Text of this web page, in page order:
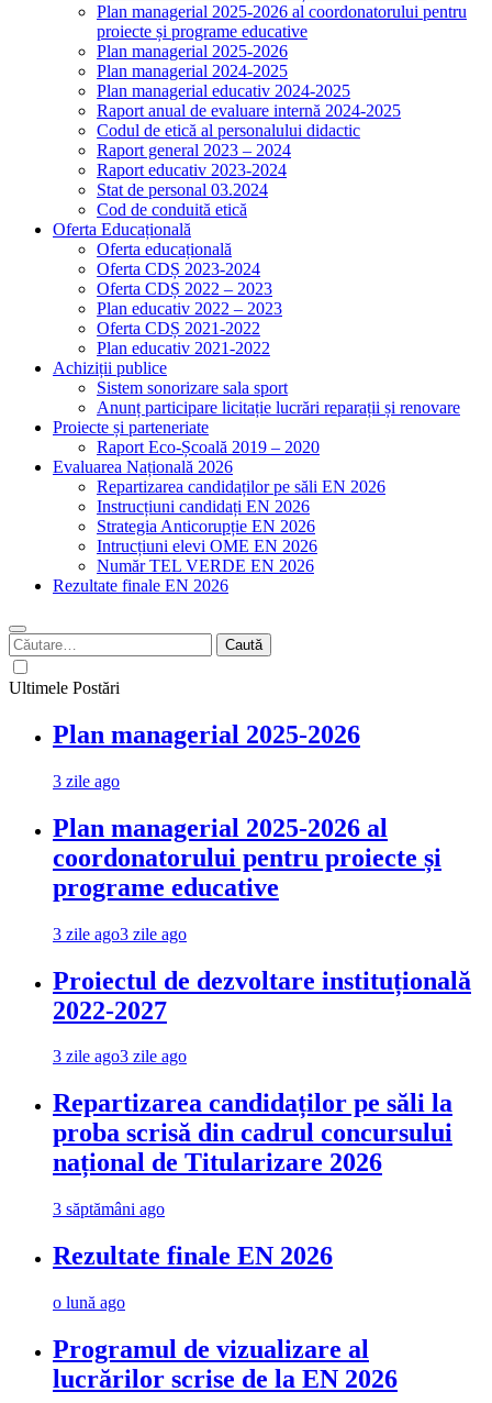
Plan managerial 2025-2026 al coordonatorului pentru
proiecte și programe educative
Plan managerial 2025-2026
Plan managerial 2024-2025
Plan managerial educativ 2024-2025
Raport anual de evaluare internă 2024-2025
Codul de etică al personalului didactic
Raport general 2023 – 2024
Raport educativ 2023-2024
Stat de personal 03.2024
Cod de conduită etică
Oferta Educațională
Oferta educațională
Oferta CDȘ 2023-2024
Oferta CDȘ 2022 – 2023
Plan educativ 2022 – 2023
Oferta CDȘ 2021-2022
Plan educativ 2021-2022
Achiziții publice
Sistem sonorizare sala sport
Anunț participare licitație lucrări reparații și renovare
Proiecte și parteneriate
Raport Eco-Școală 2019 – 2020
Evaluarea Națională 2026
Repartizarea candidaților pe săli EN 2026
Instrucțiuni candidați EN 2026
Strategia Anticorupție EN 2026
Intrucțiuni elevi OME EN 2026
Număr TEL VERDE EN 2026
Rezultate finale EN 2026
Caută
după:
Ultimele Postări
Plan managerial 2025-2026
3 zile ago
Plan managerial 2025-2026 al
coordonatorului pentru proiecte și
programe educative
3 zile ago3 zile ago
Proiectul de dezvoltare instituțională
2022-2027
3 zile ago3 zile ago
Repartizarea candidaților pe săli la
proba scrisă din cadrul concursului
național de Titularizare 2026
3 săptămâni ago
Rezultate finale EN 2026
o lună ago
Programul de vizualizare al
lucrărilor scrise de la EN 2026